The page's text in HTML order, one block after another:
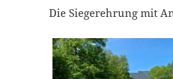
Die Siegerehrung mit